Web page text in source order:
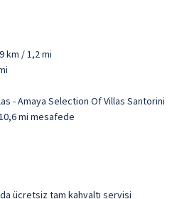
km / 1,2 mi
- Amaya Selection Of Villas Santorini
mi mesafede
ücretsiz tam kahvaltı servisi